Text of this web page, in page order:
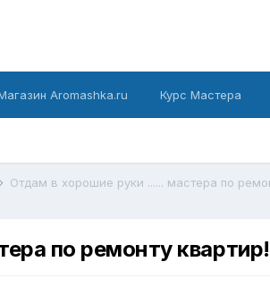
Aromashka.ru Курс Мастера
Отдам в хорошие руки ...... мастера по
по ремонту квартир!